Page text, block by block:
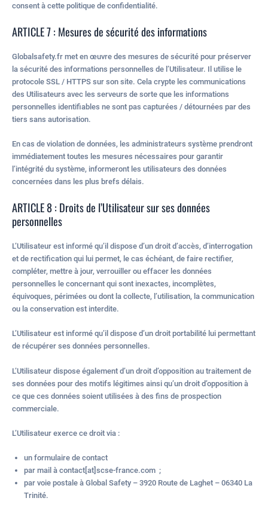
consent à cette politique de confidentialité.
ARTICLE 7 : Mesures de sécurité des informations
Globalsafety.fr met en œuvre des mesures de sécurité pour préserver
la sécurité des informations personnelles de l’Utilisateur. Il utilise le
protocole SSL / HTTPS sur son site. Cela crypte les communications
des Utilisateurs avec les serveurs de sorte que les informations
personnelles identifiables ne sont pas capturées / détournées par des
tiers sans autorisation.
En cas de violation de données, les administrateurs système prendront
immédiatement toutes les mesures nécessaires pour garantir
l’intégrité du système, informeront les utilisateurs des données
concernées dans les plus brefs délais.
ARTICLE 8 : Droits de l’Utilisateur sur ses données
personnelles
L’Utilisateur est informé qu’il dispose d’un droit d’accès, d’interrogation
et de rectification qui lui permet, le cas échéant, de faire rectifier,
compléter, mettre à jour, verrouiller ou effacer les données
personnelles le concernant qui sont inexactes, incomplètes,
équivoques, périmées ou dont la collecte, l’utilisation, la communication
ou la conservation est interdite.
L’Utilisateur est informé qu’il dispose d’un droit portabilité lui permettant
de récupérer ses données personnelles.
L’Utilisateur dispose également d’un droit d’opposition au traitement de
ses données pour des motifs légitimes ainsi qu’un droit d’opposition à
ce que ces données soient utilisées à des fins de prospection
commerciale.
L’Utilisateur exerce ce droit via :
un formulaire de contact
par mail à contact[at]scse-france.com ;
par voie postale à Global Safety – 3920 Route de Laghet – 06340 La
Trinité.